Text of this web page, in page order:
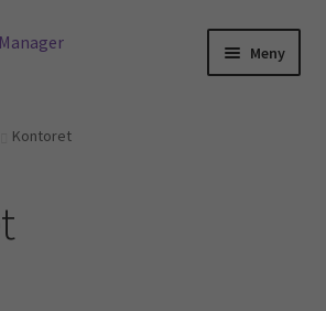
Meny
Kontoret